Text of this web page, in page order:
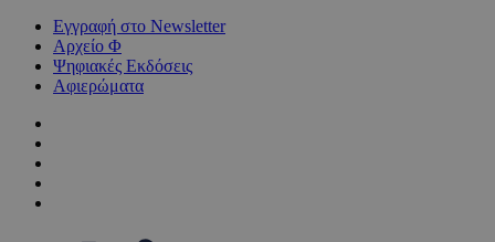
Εγγραφή στο Newsletter
Αρχείο Φ
Ψηφιακές Εκδόσεις
Αφιερώματα